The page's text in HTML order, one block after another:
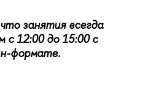
занятия всегда
с 12:00 до 15:00 с
формате.